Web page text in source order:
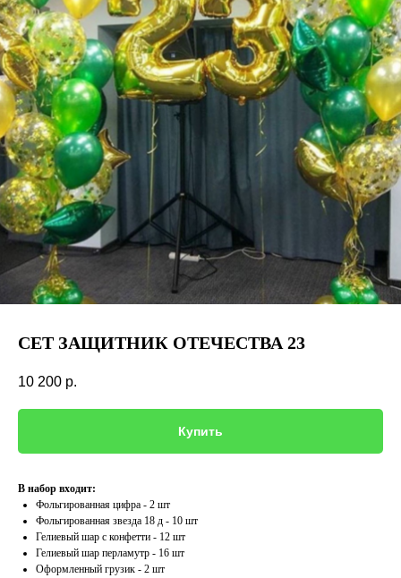
СЕТ ЗАЩИТНИК ОТЕЧЕСТВА 23
10 200 р.
Купить
В набор входит:
Фольгированная цифра - 2 шт
Фольгированная звезда 18 д - 10 шт
Гелиевый шар с конфетти - 12 шт
Гелиевый шар перламутр - 16 шт
Оформленный грузик - 2 шт